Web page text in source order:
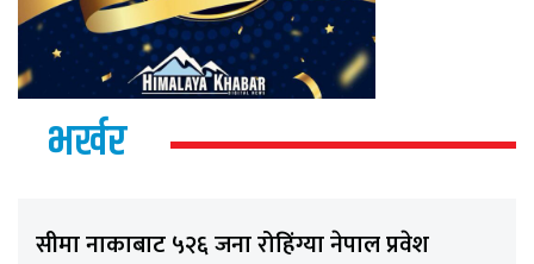
भर्खर
सीमा नाकाबाट ५२६ जना रोहिंग्या नेपाल प्रवेश